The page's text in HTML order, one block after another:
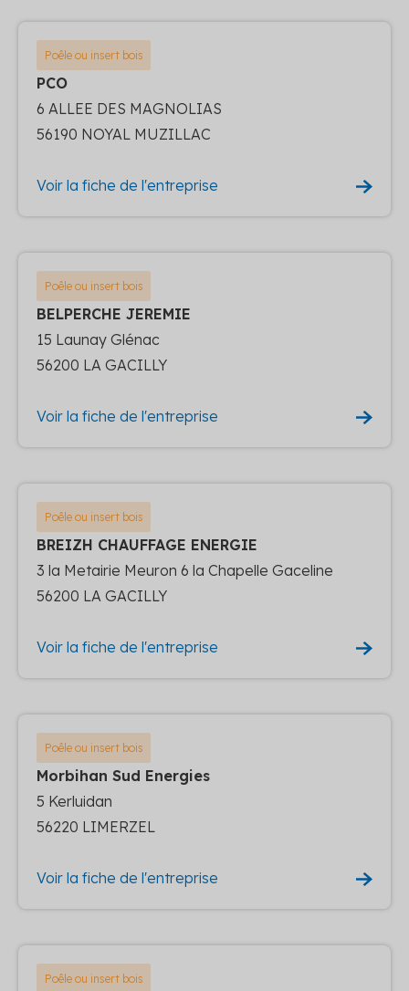
Poêle ou insert bois
PCO
6 ALLEE DES MAGNOLIAS
56190 NOYAL MUZILLAC
Voir la fiche de l'entreprise
Poêle ou insert bois
BELPERCHE JEREMIE
15 Launay Glénac
56200 LA GACILLY
Voir la fiche de l'entreprise
Poêle ou insert bois
BREIZH CHAUFFAGE ENERGIE
3 la Metairie Meuron 6 la Chapelle Gaceline
56200 LA GACILLY
Voir la fiche de l'entreprise
Poêle ou insert bois
Morbihan Sud Energies
5 Kerluidan
56220 LIMERZEL
Voir la fiche de l'entreprise
Poêle ou insert bois